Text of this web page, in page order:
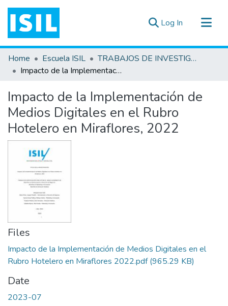
Log In (current)
All of DSpace
Statistics
Documentos ▾
Home Escuela ISIL
TRABAJOS DE INVESTIGACIÓN
Impacto de la Implementación de Medios Digitales en el Rubro Hotelero en Miraflores, 2022
Impacto de la Implementación de
Medios Digitales en el Rubro
Hotelero en Miraflores, 2022
Files
Impacto de la Implementación de Medios Digitales en el
Rubro Hotelero en Miraflores 2022.pdf(965.29 KB)
Date
2023-07